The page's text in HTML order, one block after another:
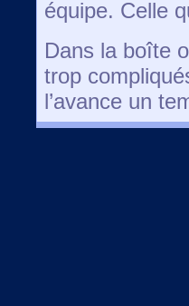
équipe. Celle
Dans la boîte
trop
l’avance un